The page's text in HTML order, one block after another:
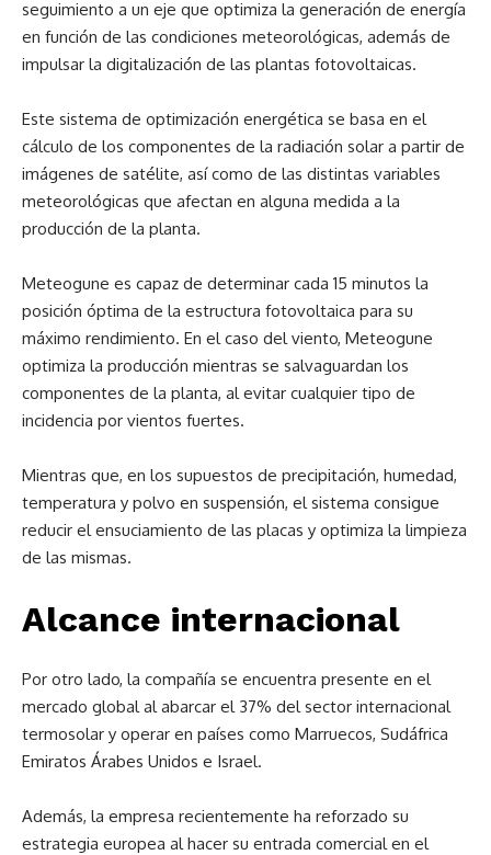
seguimiento a un eje que optimiza la generación de energía
en función de las condiciones meteorológicas, además de
impulsar la digitalización de las plantas fotovoltaicas.
Este sistema de optimización energética se basa en el
cálculo de los componentes de la radiación solar a partir de
imágenes de satélite, así como de las distintas variables
meteorológicas que afectan en alguna medida a la
producción de la planta.
Meteogune es capaz de determinar cada 15 minutos la
posición óptima de la estructura fotovoltaica para su
máximo rendimiento. En el caso del viento, Meteogune
optimiza la producción mientras se salvaguardan los
componentes de la planta, al evitar cualquier tipo de
incidencia por vientos fuertes.
Mientras que, en los supuestos de precipitación, humedad,
temperatura y polvo en suspensión, el sistema consigue
reducir el ensuciamiento de las placas y optimiza la limpieza
de las mismas.
Alcance internacional
Por otro lado, la compañía se encuentra presente en el
mercado global al abarcar el 37% del sector internacional
termosolar y operar en países como Marruecos, Sudáfrica
Emiratos Árabes Unidos e Israel.
Además, la empresa recientemente ha reforzado su
estrategia europea al hacer su entrada comercial en el